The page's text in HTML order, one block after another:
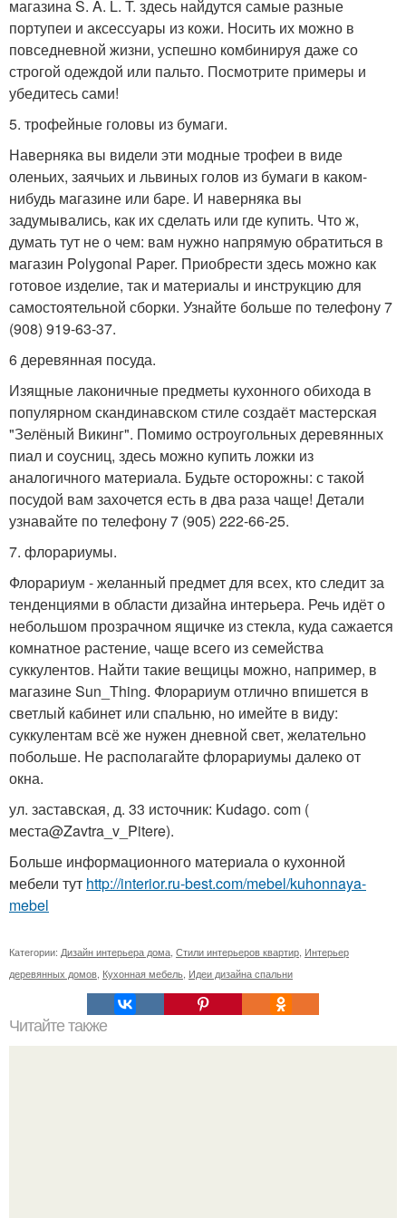
магазина S. A. L. T. здесь найдутся самые разные
портупеи и аксессуары из кожи. Носить их можно в
повседневной жизни, успешно комбинируя даже со
строгой одеждой или пальто. Посмотрите примеры и
убедитесь сами!
5. трофейные головы из бумаги.
Наверняка вы видели эти модные трофеи в виде
оленьих, заячьих и львиных голов из бумаги в каком-
нибудь магазине или баре. И наверняка вы
задумывались, как их сделать или где купить. Что ж,
думать тут не о чем: вам нужно напрямую обратиться в
магазин Polygonal Paper. Приобрести здесь можно как
готовое изделие, так и материалы и инструкцию для
самостоятельной сборки. Узнайте больше по телефону 7
(908) 919-63-37.
6 деревянная посуда.
Изящные лаконичные предметы кухонного обихода в
популярном скандинавском стиле создаёт мастерская
"Зелёный Викинг". Помимо остроугольных деревянных
пиал и соусниц, здесь можно купить ложки из
аналогичного материала. Будьте осторожны: с такой
посудой вам захочется есть в два раза чаще! Детали
узнавайте по телефону 7 (905) 222-66-25.
7. флорариумы.
Флорариум - желанный предмет для всех, кто следит за
тенденциями в области дизайна интерьера. Речь идёт о
небольшом прозрачном ящичке из стекла, куда сажается
комнатное растение, чаще всего из семейства
суккулентов. Найти такие вещицы можно, например, в
магазине Sun_Thing. Флорариум отлично впишется в
светлый кабинет или спальню, но имейте в виду:
суккулентам всё же нужен дневной свет, желательно
побольше. Не располагайте флорариумы далеко от
окна.
ул. заставская, д. 33 источник: Kudago. com (
места@Zavtra_v_Pitere).
Больше информационного материала о кухонной
мебели тут http://interior.ru-best.com/mebel/kuhonnaya-
mebel
Категории: Дизайн интерьера дома Стили интерьеров квартир Интерьер
деревянных домов Кухонная мебель Идеи дизайна спальни
Читайте также